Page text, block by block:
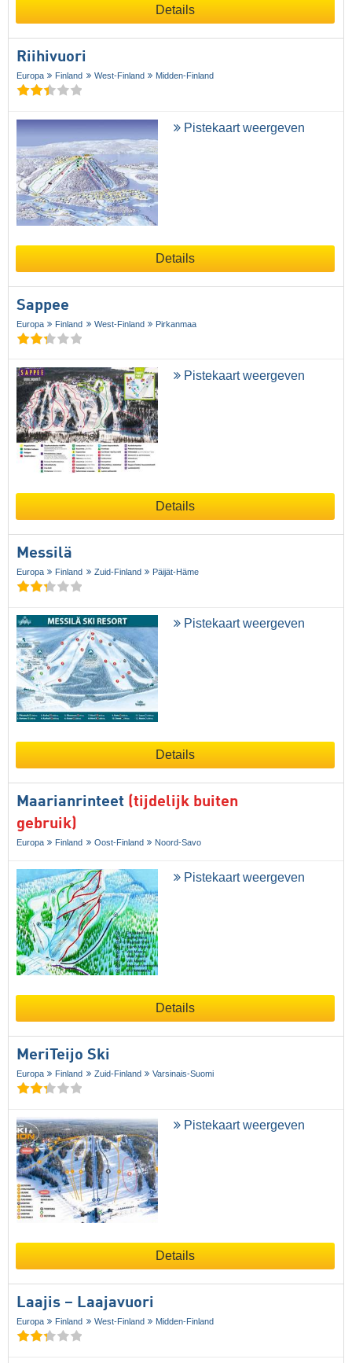
Details
Riihivuori
Europa Finland West-Finland Midden-Finland
Pistekaart weergeven
Details
Sappee
Europa Finland West-Finland Pirkanmaa
Pistekaart weergeven
Details
Messilä
Europa Finland Zuid-Finland Päijät-Häme
Pistekaart weergeven
Details
Maarianrinteet (tijdelijk buiten
gebruik)
Europa Finland Oost-Finland Noord-Savo
Pistekaart weergeven
Details
MeriTeijo Ski
Europa Finland Zuid-Finland Varsinais-Suomi
Pistekaart weergeven
Details
Laajis – Laajavuori
Europa Finland West-Finland Midden-Finland